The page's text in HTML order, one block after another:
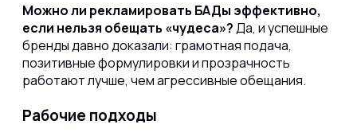
Можно ли рекламировать БАДы эффективно,
если нельзя обещать «чудеса»?Да, и успешные
бренды давно доказали: грамотная подача,
позитивные формулировки и прозрачность
работают лучше, чем агрессивные обещания.
Рабочие подходы